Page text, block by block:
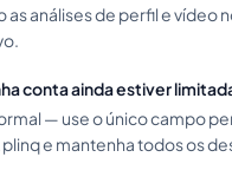
as análises de perfil e vídeo
conta ainda estiver
— use o único campo
plinq e mantenha todos os